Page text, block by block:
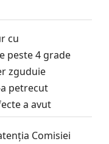
cu
peste 4 grade
zguduie
petrecut
a avut
Comisiei